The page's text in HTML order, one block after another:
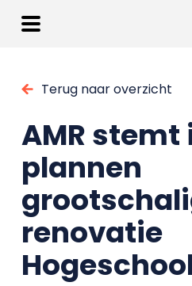
Terug naar overzicht
AMR stemt
plannen
renovatie